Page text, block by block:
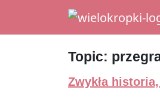
Main Navigation
Topic:
Zwykła